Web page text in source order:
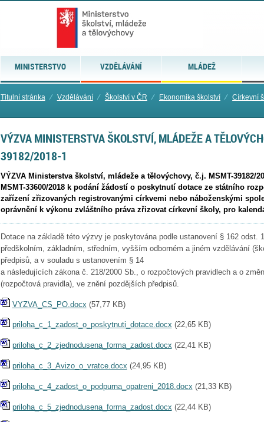
MINISTERSTVO VZDĚLÁVÁNÍ MLÁDEŽ
Titulní stránka ⁄ Vzdělávání ⁄ Školství v ČR ⁄ Ekonomika školství ⁄ Církevní
VÝZVA MINISTERSTVA ŠKOLSTVÍ, MLÁDEŽE A
39182/2018-1
VÝZVA Ministerstva školství, mládeže a tělovýchovy, č.j. MSMT-39182/
MSMT-33600/2018 k podání žádostí o poskytnutí dotace ze státního
zařízení zřizovaných registrovanými církvemi nebo náboženskými
oprávnění k výkonu zvláštního práva zřizovat církevní školy, pro
Dotace na základě této výzvy je poskytována podle ustanovení § 162 odst.
předškolním, základním, středním, vyšším odborném a jiném vzdělávání
předpisů, a v souladu s ustanovením § 14
a následujících zákona č. 218/2000 Sb., o rozpočtových pravidlech a o
(rozpočtová pravidla), ve znění pozdějších předpisů.
VYZVA_CS_PO.docx (57,77 KB)
priloha_c_1_zadost_o_poskytnuti_dotace.docx (22,65 KB)
priloha_c_2_zjednodusena_forma_zadost.docx (22,41 KB)
priloha_c_3_Avizo_o_vratce.docx (24,95 KB)
priloha_c_4_zadost_o_podpurna_opatreni_2018.docx (21,33 KB)
priloha_c_5_zjednodusena_forma_zadost.docx (22,44 KB)